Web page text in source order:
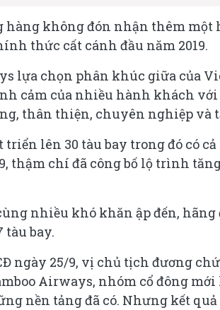
hàng không đón nhận thêm
thức cất cánh đầu năm 2019.
lựa chọn phân khúc giữa của
cảm của nhiều hành khách với
thân thiện, chuyên nghiệp và
lên 30 tàu bay trong đó có
thậm chí đã công bố lộ trình
nhiều khó khăn ập đến,
bay.
ngày 25/9, vị chủ tịch đương
Airways, nhóm cổ đông
nền tảng đã có. Nhưng kết